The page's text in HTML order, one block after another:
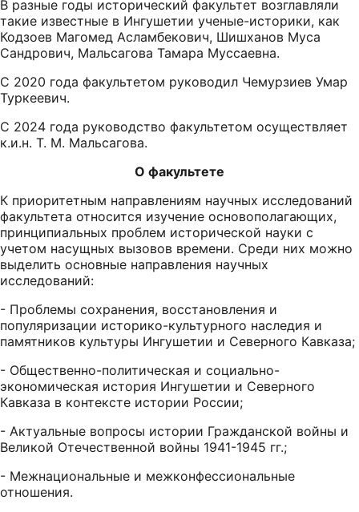
В разные годы исторический факультет возглавляли
такие известные в Ингушетии ученые-историки, как
Кодзоев Магомед Асламбекович, Шишханов Муса
Сандрович, Мальсагова Тамара Муссаевна.
С 2020 года факультетом руководил Чемурзиев Умар
Туркеевич.
С 2024 года руководство факультетом осуществляет
к.и.н. Т. М. Мальсагова.
О факультете
К приоритетным направлениям научных исследований
факультета относится изучение основополагающих,
принципиальных проблем исторической науки с
учетом насущных вызовов времени. Среди них можно
выделить основные направления научных
исследований:
- Проблемы сохранения, восстановления и
популяризации историко-культурного наследия и
памятников культуры Ингушетии и Северного Кавказа;
- Общественно-политическая и социально-
экономическая история Ингушетии и Северного
Кавказа в контексте истории России;
- Актуальные вопросы истории Гражданской войны и
Великой Отечественной войны 1941-1945 гг.;
- Межнациональные и межконфессиональные
отношения.